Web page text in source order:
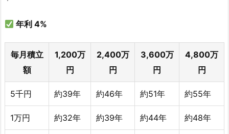
年利4%
毎月積立
額
1,200万
円
2,400万
円
3,600万
円
4,800万
円
5千円 約39年 約46年 約51年 約55年
1万円 約32年 約39年 約44年 約48年